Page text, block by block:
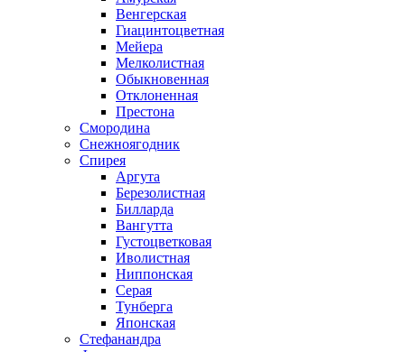
Венгерская
Гиацинтоцветная
Мейера
Мелколистная
Обыкновенная
Отклоненная
Престона
Смородина
Снежноягодник
Спирея
Аргута
Березолистная
Билларда
Вангутта
Густоцветковая
Иволистная
Ниппонская
Серая
Тунберга
Японская
Стефанандра